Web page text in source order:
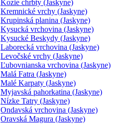
Kozie chrbty (Jaskyne)
Kremnické vrchy (Jaskyne)
Krupinská planina (Jaskyne)
Kysucká vrchovina (Jaskyne)
Kysucké Beskydy (Jaskyne)
Laborecká vrchovina (Jaskyne)
Levočské vrchy (Jaskyne)
Ľubovnianska vrchovina (Jaskyne)
Malá Fatra (Jaskyne)
Malé Karpaty (Jaskyne)
Myjavská pahorkatina (Jaskyne)
Nízke Tatry (Jaskyne)
Ondavská vrchovina (Jaskyne)
Oravská Magura (Jaskyne)